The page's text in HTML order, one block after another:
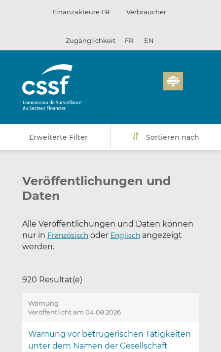
Finanzakteure FR Verbraucher
Zugänglichkeit FR EN
Erweiterte Filter Sortieren nach
Veröffentlichungen und
Daten
Alle Veröffentlichungen und Daten können
nur in Französisch oder Englisch angezeigt
werden.
920 Resultat(e)
Warnung
Veröffentlicht am 04.08.2026
Warnung vor betrügerischen Tätigkeiten
unter dem Namen der Gesellschaft